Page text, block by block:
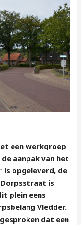
een werkgroep
aanpak van het
is opgeleverd, de
is
plein eens
Vledder.
dat een